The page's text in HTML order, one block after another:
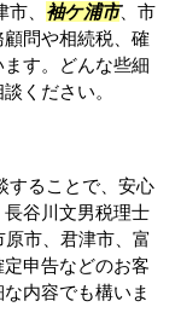
、 袖ケ浦市、市
問や相続税、確
す。どんな些細
ください。
することで、安心
谷川文男税理士
原市、君津市、富
申告などのお客
内容でも構いま